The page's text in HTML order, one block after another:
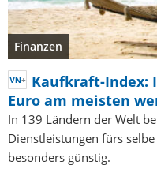
Finanzen
Kaufkraft-Index:
Euro am meisten
In 139 Ländern der Welt
Dienstleistungen fürs
besonders günstig.